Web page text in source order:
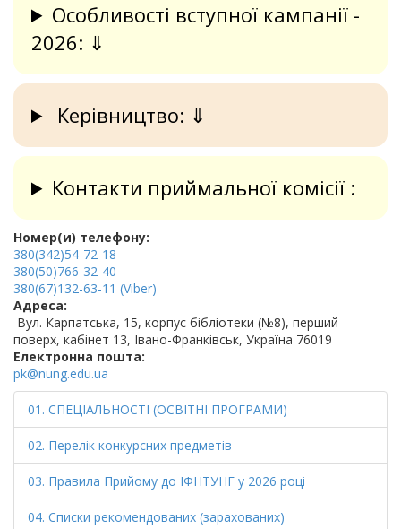
Особливості вступної кампанії -
2026: ⇓
Керівництво: ⇓
Контакти приймальної комісії :
Номер(и) телефону:
380(342)54-72-18
380(50)766-32-40
380(67)132-63-11 (Viber)
Адреса:
Вул. Карпатська, 15, корпус бібліотеки (№8), перший
поверх, кабінет 13, Івано-Франківськ, Україна 76019
Електронна пошта:
pk@nung.edu.ua
01. CПЕЦІАЛЬНОСТІ (ОСВІТНІ ПРОГРАМИ)
02. Перелік конкурсних предметів
03. Правила Прийому до ІФНТУНГ у 2026 році
04. Списки рекомендованих (зарахованих)